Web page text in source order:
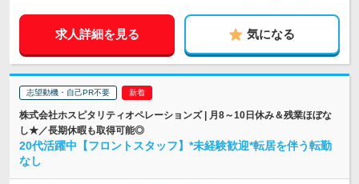
求人詳細を見る 気になる
志望動機・自己PR不要
株式会社ホスピタリティオペレーションズ | 月8～10日休み＆残業ほぼな
し★／長期休暇も取得可能◎
20代活躍中【フロントスタッフ】*未経験歓迎*転居を伴う転勤
なし